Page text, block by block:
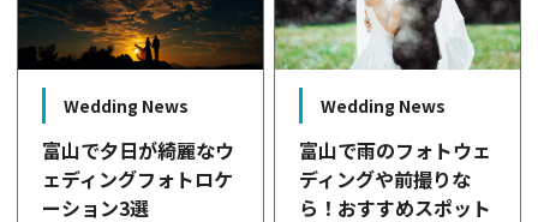
Wedding News
富山で夕日が綺麗なウ
ェディングフォトロケ
ーション3選
Wedding News
富山で雨のフォトウェ
ディングや前撮りな
ら！おすすめスポット